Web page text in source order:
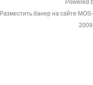
Powered
Разместить банер на сайте